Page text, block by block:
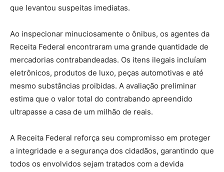
que levantou suspeitas imediatas.
Ao inspecionar minuciosamente o ônibus, os agentes da
Receita Federal encontraram uma grande quantidade de
mercadorias contrabandeadas. Os itens ilegais incluíam
eletrônicos, produtos de luxo, peças automotivas e até
mesmo substâncias proibidas. A avaliação preliminar
estima que o valor total do contrabando apreendido
ultrapasse a casa de um milhão de reais.
A Receita Federal reforça seu compromisso em proteger
a integridade e a segurança dos cidadãos, garantindo que
todos os envolvidos sejam tratados com a devida